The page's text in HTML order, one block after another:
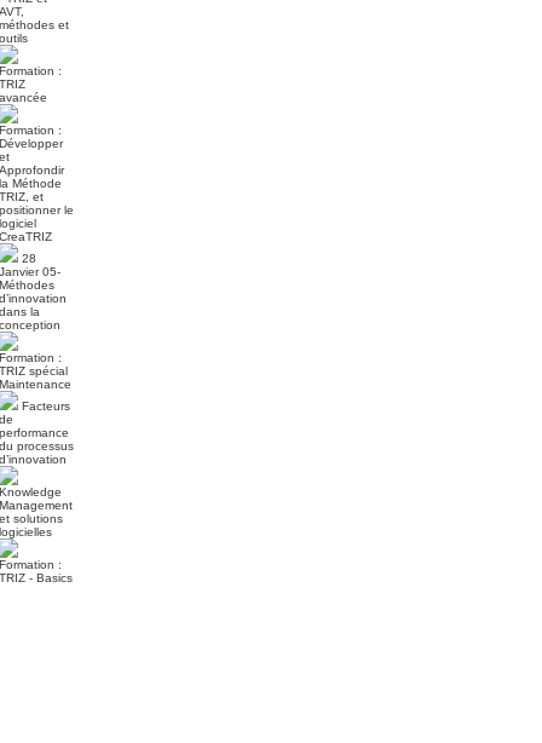
AVT,
méthodes et
outils
Formation :
TRIZ
avancée
Formation :
Développer
et
Approfondir
la Méthode
TRIZ, et
positionner le
logiciel
CreaTRIZ
28
Janvier 05-
Méthodes
d’innovation
dans la
conception
Formation :
TRIZ spécial
Maintenance
Facteurs
de
performance
du processus
d’innovation
Knowledge
Management
et solutions
logicielles
Formation :
TRIZ - Basics